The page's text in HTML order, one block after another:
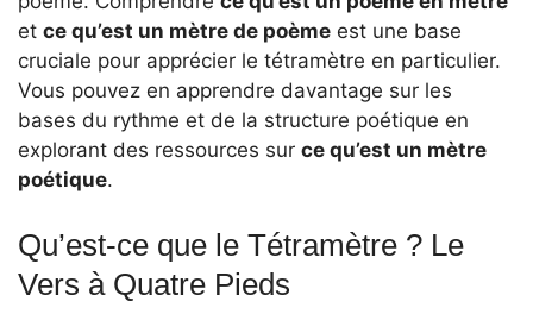
et ce qu’est un mètre de poème est une base
cruciale pour apprécier le tétramètre en particulier.
Vous pouvez en apprendre davantage sur les
bases du rythme et de la structure poétique en
explorant des ressources sur ce qu’est un mètre
poétique.
Qu’est-ce que le Tétramètre ? Le
Vers à Quatre Pieds